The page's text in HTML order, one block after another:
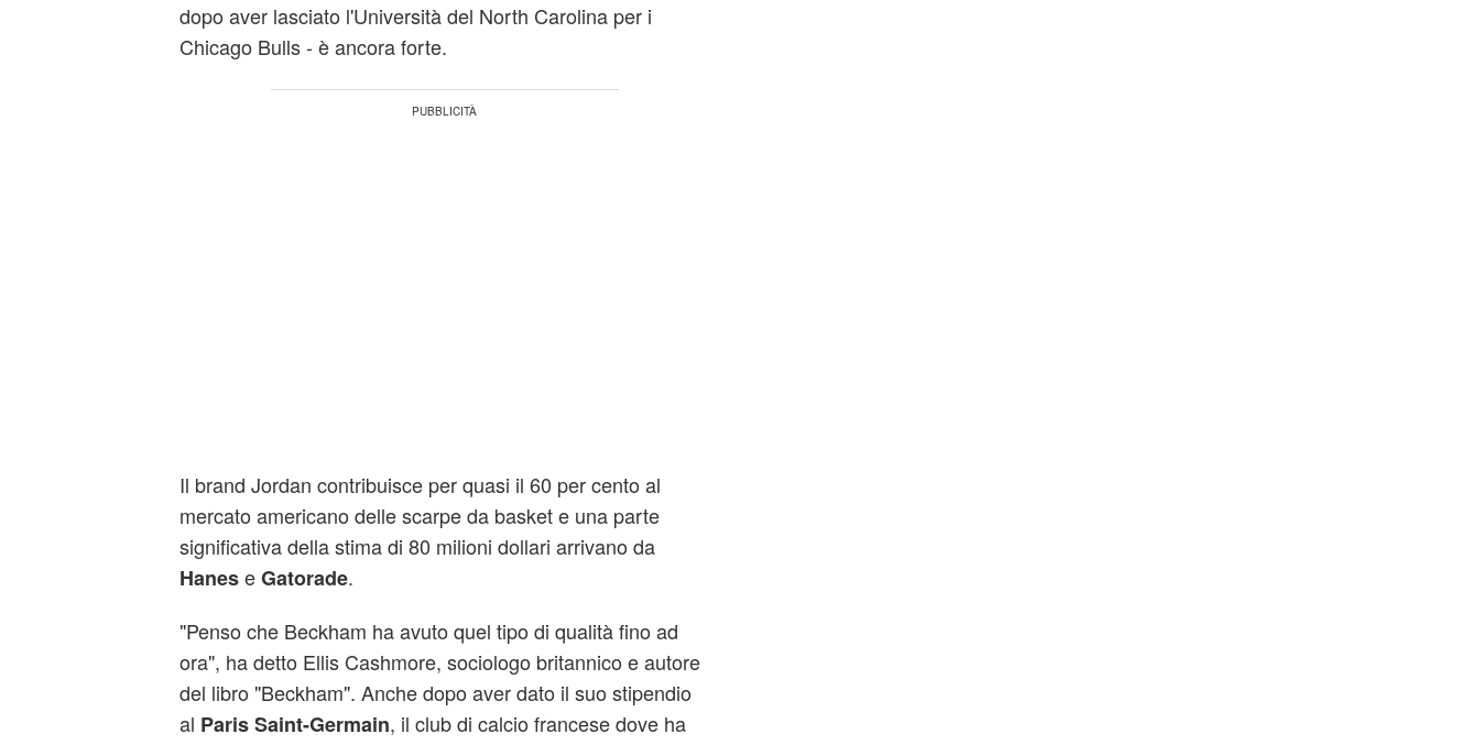
dopo aver lasciato l'Università del North Carolina per i
Chicago Bulls - è ancora forte.
Il brand Jordan contribuisce per quasi il 60 per cento al
mercato americano delle scarpe da basket e una parte
significativa della stima di 80 milioni dollari arrivano da
HaneseGatorade.
"Penso che Beckham ha avuto quel tipo di qualità fino ad
ora", ha detto Ellis Cashmore, sociologo britannico e autore
del libro "Beckham". Anche dopo aver dato il suo stipendio
al Paris Saint-Germain, il club di calcio francese dove ha